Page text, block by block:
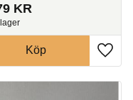
KR
Lägg
I lager
Köp